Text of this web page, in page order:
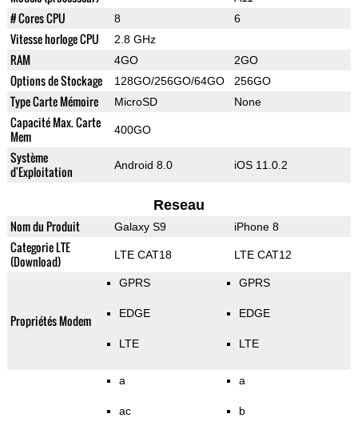
# Cores CPU 8 6
Vitesse horloge CPU 2.8 GHz
RAM 4GO 2GO
Options de Stockage 128GO/256GO/64GO 256GO
Type Carte Mémoire MicroSD None
Capacité Max. Carte
Mem
400GO
Système
d'Exploitation
Android 8.0 iOS 11.0.2
Reseau
Nom du Produit Galaxy S9 iPhone 8
Categorie LTE
(Download)
LTE CAT18 LTE CAT12
Propriétés Modem
GPRS
EDGE
LTE
GPRS
EDGE
LTE
a
ac
a
b